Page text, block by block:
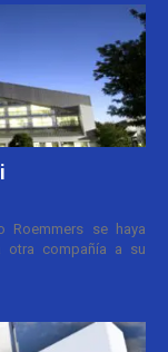
se haya
otra compañía a su